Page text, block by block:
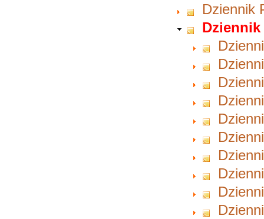
Dziennik
Dziennik